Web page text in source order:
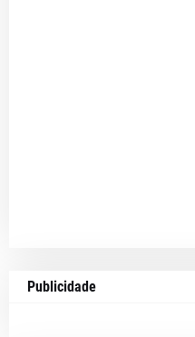
Publicidade